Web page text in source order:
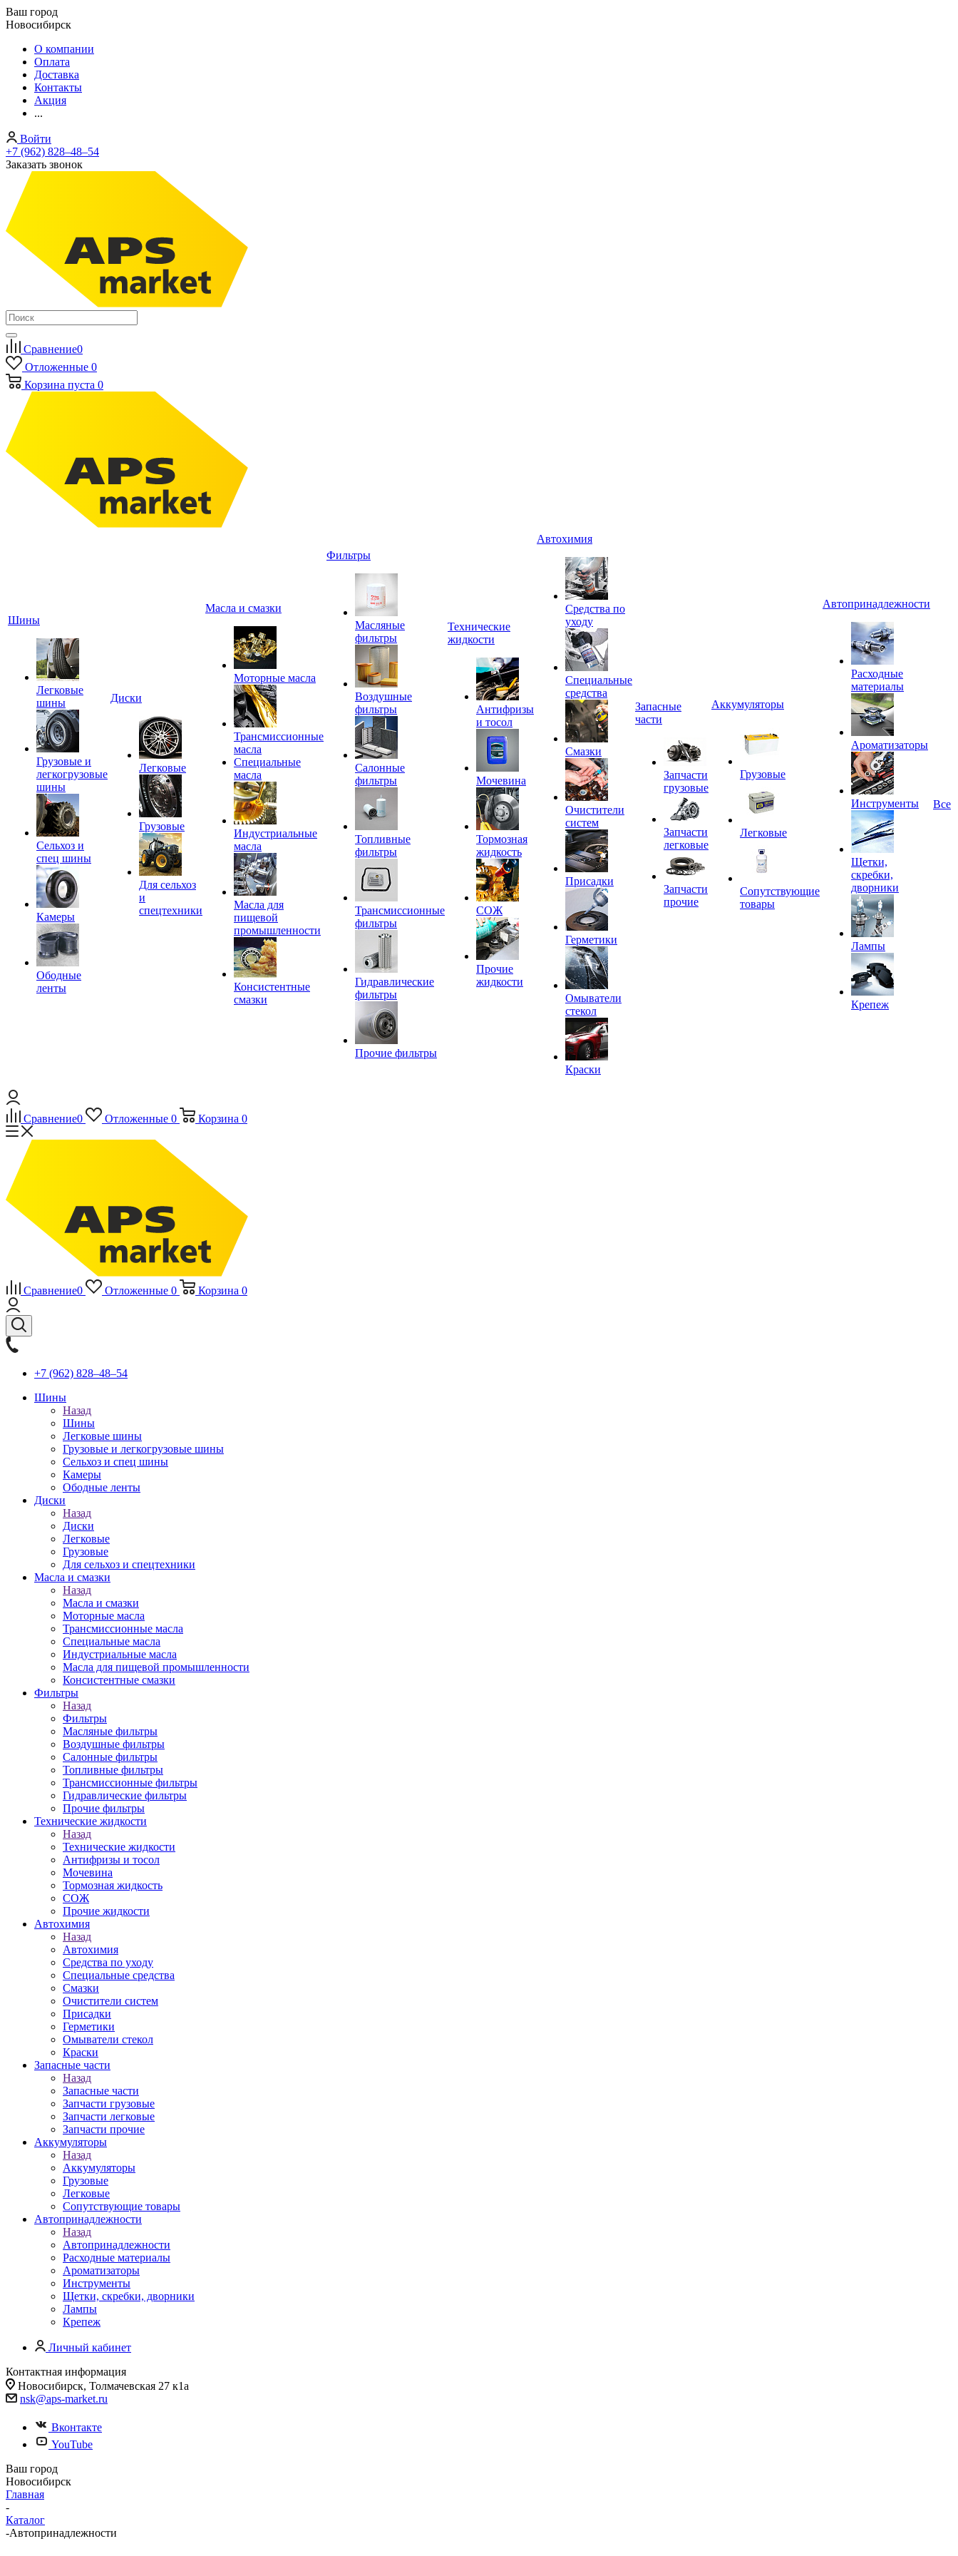
Ваш город
Новосибирск
О компании
Оплата
Доставка
Контакты
Акция
...
Войти
+7 (962) 828‒48‒54
Заказать звонок
Сравнение0
Отложенные 0
Корзина пуста 0
Шины
Легковые
шины
Грузовые и
легкогрузовые
шины
Сельхоз и
спец шины
Камеры
Ободные
ленты
Диски
Легковые
Грузовые
Для сельхоз
и
спецтехники
Масла и смазки
Моторные масла
Трансмиссионные
масла
Специальные
масла
Индустриальные
масла
Масла для
пищевой
промышленности
Консистентные
смазки
Фильтры
Масляные
фильтры
Воздушные
фильтры
Салонные
фильтры
Топливные
фильтры
Трансмиссионные
фильтры
Гидравлические
фильтры
Прочие фильтры
Технические
жидкости
Антифризы
и тосол
Мочевина
Тормозная
жидкость
СОЖ
Прочие
жидкости
Автохимия
Средства по
уходу
Специальные
средства
Смазки
Очистители
систем
Присадки
Герметики
Омыватели
стекол
Краски
Запасные
части
Запчасти
грузовые
Запчасти
легковые
Запчасти
прочие
Аккумуляторы
Грузовые
Легковые
Сопутствующие
товары
Автопринадлежности
Расходные
материалы
Ароматизаторы
Инструменты
Щетки,
скребки,
дворники
Лампы
Крепеж
Все
Сравнение0 Отложенные 0 Корзина 0
Сравнение0 Отложенные 0 Корзина 0
+7 (962) 828‒48‒54
Шины
Назад
Шины
Легковые шины
Грузовые и легкогрузовые шины
Сельхоз и спец шины
Камеры
Ободные ленты
Диски
Назад
Диски
Легковые
Грузовые
Для сельхоз и спецтехники
Масла и смазки
Назад
Масла и смазки
Моторные масла
Трансмиссионные масла
Специальные масла
Индустриальные масла
Масла для пищевой промышленности
Консистентные смазки
Фильтры
Назад
Фильтры
Масляные фильтры
Воздушные фильтры
Салонные фильтры
Топливные фильтры
Трансмиссионные фильтры
Гидравлические фильтры
Прочие фильтры
Технические жидкости
Назад
Технические жидкости
Антифризы и тосол
Мочевина
Тормозная жидкость
СОЖ
Прочие жидкости
Автохимия
Назад
Автохимия
Средства по уходу
Специальные средства
Смазки
Очистители систем
Присадки
Герметики
Омыватели стекол
Краски
Запасные части
Назад
Запасные части
Запчасти грузовые
Запчасти легковые
Запчасти прочие
Аккумуляторы
Назад
Аккумуляторы
Грузовые
Легковые
Сопутствующие товары
Автопринадлежности
Назад
Автопринадлежности
Расходные материалы
Ароматизаторы
Инструменты
Щетки, скребки, дворники
Лампы
Крепеж
Личный кабинет
Контактная информация
Новосибирск, Толмачевская 27 к1а
nsk@aps-market.ru
Вконтакте
YouTube
Ваш город
Новосибирск
Главная
-
Каталог
-Автопринадлежности